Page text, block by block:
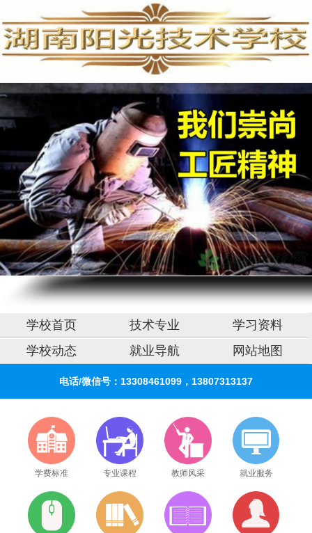
手机维修培训,手机维修培训学校,手机维修培训班
学校首页 技术专业
学习资料
学校动态
就业导航 网站地图
电话/微信号：13308461099，13807313137
学费标准 专业课程 教师风采 就业服务